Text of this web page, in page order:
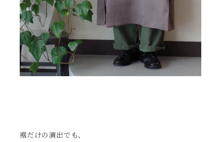
裾だけの演出でも、